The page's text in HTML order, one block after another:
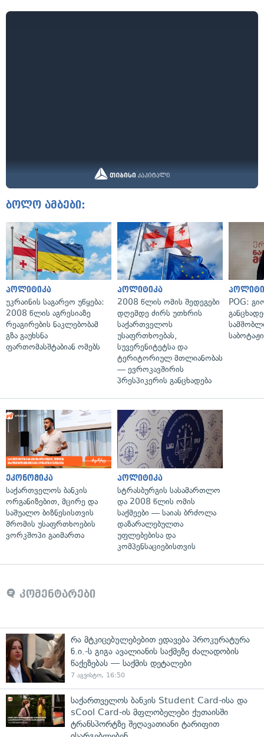
ბოლო ამბები:
პოლიტიკა
უკრაინის საგარეო უწყება:
2008 წლის აგრესიაზე
რეაგირების ნაკლებობამ
გზა გაუხსნა
ფართომასშტაბიან ომებს
პოლიტიკა
2008 წლის ომის შედეგები
დღემდე ძირს უთხრის
საქართველოს
უსაფრთხოებას,
სუვერენიტეტსა და
ტერიტორიულ მთლიანობას
— ევროკავშირის
პრესპიკერის განცხადება
POG:
ეკონომიკა
საქართველოს ბანკის
ორგანიზებით, მცირე და
საშუალო ბიზნესისთვის
შრომის უსაფრთხოების
ვორკშოპი გაიმართა
პოლიტიკა
სტრასბურგის სასამართლო
და 2008 წლის ომის
საქმეები — საიას ბრძოლა
დაზარალებულთა
უფლებებისა და
კომპენსაციებისთვის
კომენტარები
რა მტკიცებულებებით ედავება პროკურატურა
ნ.ი.-ს გიგა ავალიანის საქმეზე ძალადობის
წაქეზებას — საქმის დეტალები
7 აგვისტო, 16:50
საქართველოს ბანკის Student Card-ისა და
sCool Card-ის მფლობელები ქუთაისში
ტრანსპორტზე შეღავათიანი ტარიფით